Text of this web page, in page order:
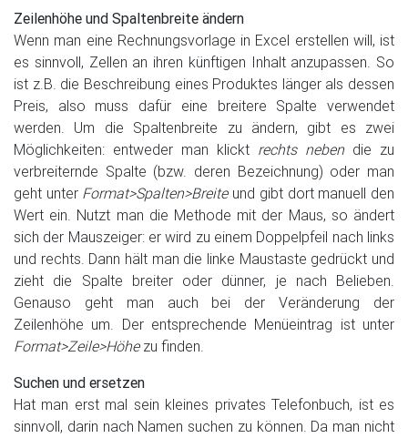
Zeilenhöhe und Spaltenbreite ändern
Wenn man eine Rechnungsvorlage in Excel erstellen will, ist
es sinnvoll, Zellen an ihren künftigen Inhalt anzupassen. So
ist z.B. die Beschreibung eines Produktes länger als dessen
Preis, also muss dafür eine breitere Spalte verwendet
werden. Um die Spaltenbreite zu ändern, gibt es zwei
Möglichkeiten: entweder man klickt rechts nebendie zu
verbreiternde Spalte (bzw. deren Bezeichnung) oder man
geht unter Format>Spalten>Breiteund gibt dort manuell den
Wert ein. Nutzt man die Methode mit der Maus, so ändert
sich der Mauszeiger: er wird zu einem Doppelpfeil nach links
und rechts. Dann hält man die linke Maustaste gedrückt und
zieht die Spalte breiter oder dünner, je nach Belieben.
Genauso geht man auch bei der Veränderung der
Zeilenhöhe um. Der entsprechende Menüeintrag ist unter
Format>Zeile>Höhezu finden.
Suchen und ersetzen
Hat man erst mal sein kleines privates Telefonbuch, ist es
sinnvoll, darin nach Namen suchen zu können. Da man nicht